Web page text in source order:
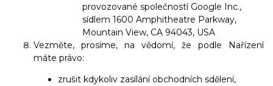
provozované společností Google Inc.,
sídlem 1600 Amphitheatre Parkway,
Mountain View, CA 94043, USA
Vezměte, prosíme, na vědomí, že podle Nařízení
máte právo:
zrušit kdykoliv zasílání obchodních sdělení,